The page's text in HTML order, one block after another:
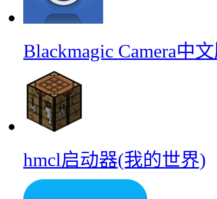
Blackmagic Camera中
hmcl启动器(我的世界)